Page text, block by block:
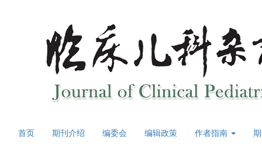
首页 期刊介绍 编委会 编辑政策 作者指南